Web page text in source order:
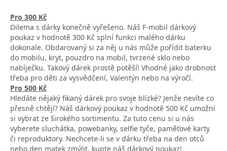
Pro 300 Kč
Dilema s dárky konečně vyřešeno. Náš F-mobil dárkový
poukaz v hodnotě 300 Kč splní funkci malého dárku
dokonale. Obdarovaný si za něj u nás může pořídit baterku
do mobilu, kryt, pouzdro na mobil, tvrzené sklo nebo
nabíječku. Takový dárek prostě potěší! Vhodné jako drobnost
třeba pro děti za vysvědčení, Valentýn nebo na výročí.
Pro 500 Kč
Hledáte nějaký fikaný dárek pro svoje blízké? Jenže nevíte co
přesně chtějí? Náš dárkový poukaz v hodnotě 500 Kč umožní
si vybrat ze širokého sortimentu. Za tuto cenu si u nás
vyberete sluchátka, powebanky, selfie tyče, paměťové karty
či reproduktory. Nechcete-li se v dárku třeba na den otců
nebo den matek zmýlit, kupte náš dárkový poukaz!